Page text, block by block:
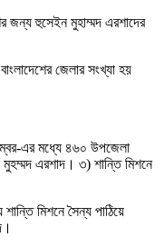
জন্য হুসেইন মুহাম্মদ এরশাদের
জেলার সংখ্যা হয়
এর মধ্যে ৪৬০ উপজেলা
মুহম্মদ এরশাদ। ৩) শান্তি মিশনে
মিশনে সৈন্য পাঠিয়ে